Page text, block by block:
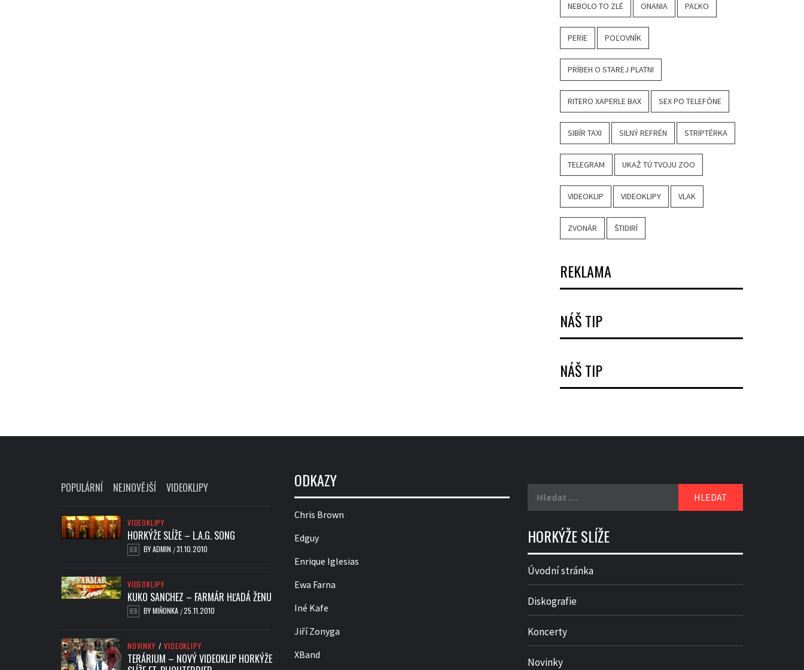
NEBOLO TO ZLÉ ONANIA PAĽKO
PERIE POĽOVNÍK
PRÍBEH O STAREJ PLATNI
RITERO XAPERLE BAX SEX PO TELEFÓNE
SIBÍR TAXI SILNÝ REFRÉN STRIPTÉRKA
TELEGRAM UKAŽ TÚ TVOJU ZOO
VIDEOKLIP VIDEOKLIPY VLAK
ZVONÁR ŠTIDIRÍ
REKLAMA
NÁŠ TIP
NÁŠ TIP
POPULÁRNÍ NEJNOVĚJŠÍ VIDEOKLIPY
VIDEOKLIPY
HORKÝŽE SLÍŽE – L.A.G. SONG
BYADMIN /31.10.2010
VIDEOKLIPY
KUKO SANCHEZ – FARMÁR HĽADÁ ŽENU
BYMIŇONKA /25.11.2010
NOVINKY / VIDEOKLIPY
TERÁRIUM – NOVÝ VIDEOKLIP HORKÝŽE
ODKAZY
Chris Brown
Edguy
Enrique Iglesias
Ewa Farna
Iné Kafe
Jiří Zonyga
XBand
HORKÝŽE SLÍŽE
Úvodní stránka
Diskografie
Koncerty
Novinky